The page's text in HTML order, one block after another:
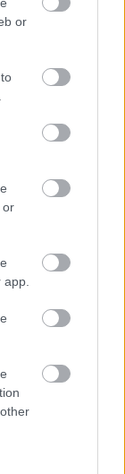
or
or